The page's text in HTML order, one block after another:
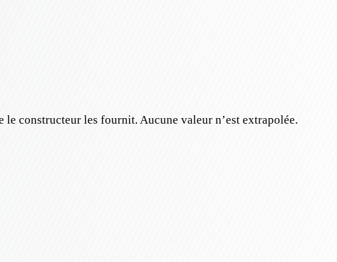
le constructeur les fournit. Aucune valeur n’est extrapolée.